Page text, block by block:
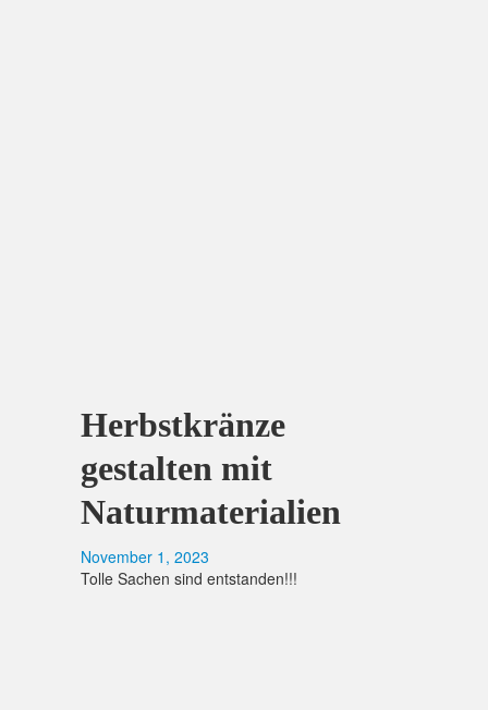
Herbstkränze
gestalten mit
Naturmaterialien
November 1, 2023
Tolle Sachen sind entstanden!!!